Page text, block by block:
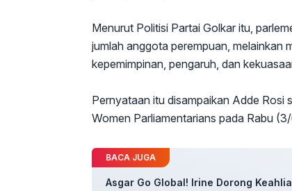
Menurut Politisi Partai Golkar itu,
jumlah anggota perempuan, melainkan
kepemimpinan, pengaruh, dan
Pernyataan itu disampaikan Adde
Women Parliamentarians pada Rabu
BACA JUGA
Asgar Go Global! Irine Dorong